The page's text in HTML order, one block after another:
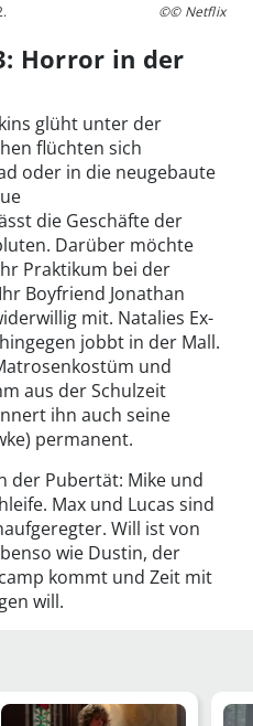
©© Netflix
Horror in der
glüht unter der
flüchten sich
oder in die neugebaute
die Geschäfte der
Darüber möchte
Praktikum bei der
Boyfriend Jonathan
mit. Natalies Ex-
jobbt in der Mall.
und
aus der Schulzeit
ihn auch seine
permanent.
der Pubertät: Mike und
Max und Lucas sind
Will ist von
wie Dustin, der
kommt und Zeit mit
will.